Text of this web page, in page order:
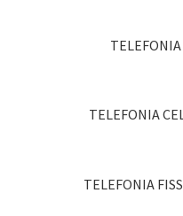
TELEFONIA
TELEFONIA